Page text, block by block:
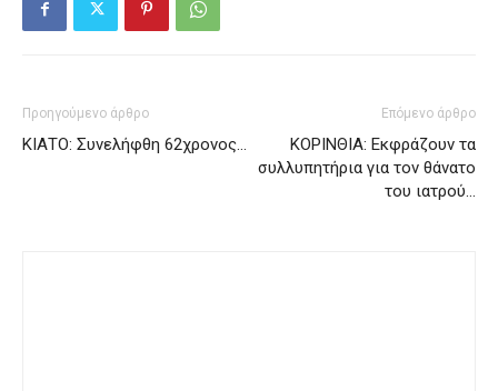
Προηγούμενο άρθρο
ΚΙΑΤΟ: Συνελήφθη 62χρονος…
Επόμενο άρθρο
ΚΟΡΙΝΘΙΑ: Εκφράζουν τα
συλλυπητήρια για τον θάνατο
του ιατρού…